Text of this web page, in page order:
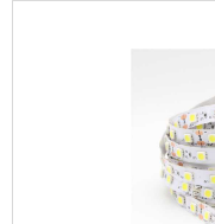
O
devem ser